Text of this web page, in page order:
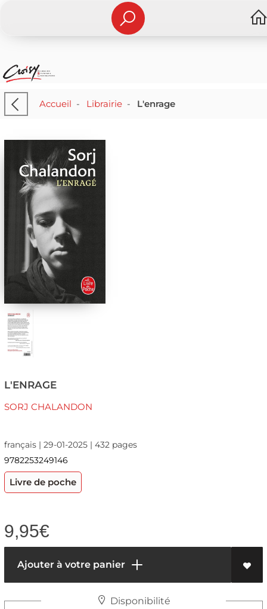
Accueil - Librairie- L'enrage
L'ENRAGE
SORJ CHALANDON
français | 29-01-2025 | 432 pages
9782253249146
Livre de poche
9,95€
Ajouter à votre panier
Disponibilité